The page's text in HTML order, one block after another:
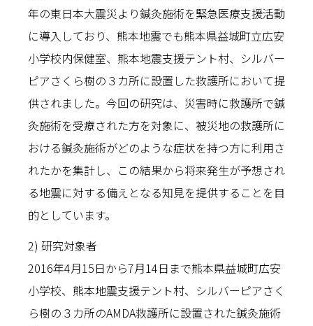
年の東日本大震災より鍼灸施術を緊急医療支援活動
に導入しており、熊本地震でも熊本県益城町立広安
小学校内保健室、熊本地震支援テント村、シルバー
ピアさくら樹の３カ所に設置した救護所において提
供されました。今回の研究は、災害時に救護所で鍼
灸施術を受療された方を対象に、被災地の救護所に
おける鍼灸施術がどのような症状を持つ方に利用さ
れたかを集計し、この結果から将来発生が予想され
る地震に対する備えとなる知見を提供することを目
的としています。
2) 研究対象者
2016年4月15日から7月14日まで熊本県益城町広安
小学校、熊本地震支援テント村、シルバーピアさく
ら樹の３カ所のAMDA救護所に設置された鍼灸施術